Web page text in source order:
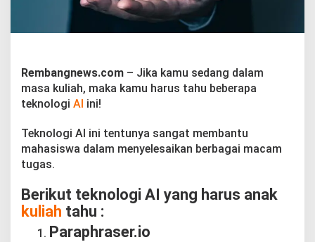
a
k
a
h
r
s
h
Rembangnews.com – Jika kamu sedang dalam
masa kuliah, maka kamu harus tahu beberapa
teknologi AI ini!
Teknologi AI ini tentunya sangat membantu
mahasiswa dalam menyelesaikan berbagai macam
tugas.
Berikut teknologi AI yang harus anak
kuliah tahu :
Paraphraser.io